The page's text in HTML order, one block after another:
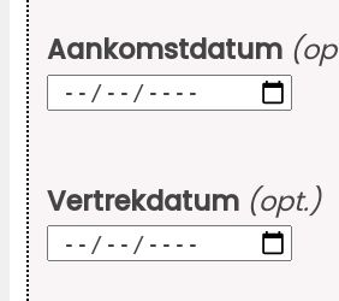
Aankomstdatum
Vertrekdatum (opt.)